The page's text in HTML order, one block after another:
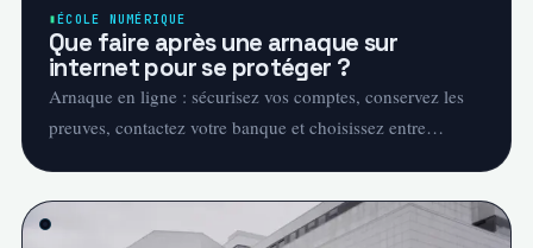
ÉCOLE NUMÉRIQUE
Que faire après une arnaque sur
internet pour se protéger ?
Arnaque en ligne : sécurisez vos comptes, conservez les
preuves, contactez votre banque et choisissez entre